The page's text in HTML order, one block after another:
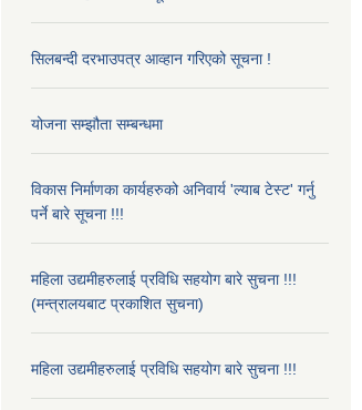
सिलबन्दी दरभाउपत्र आव्हान गरिएको सूचना !
योजना सम्झौता सम्बन्धमा
विकास निर्माणका कार्यहरुको अनिवार्य 'ल्याब टेस्ट' गर्नु
पर्ने बारे सूचना !!!
महिला उद्यमीहरुलाई प्रविधि सहयोग बारे सुचना !!!
(मन्त्रालयबाट प्रकाशित सुचना)
महिला उद्यमीहरुलाई प्रविधि सहयोग बारे सुचना !!!